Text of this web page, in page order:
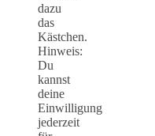
dazu
das
Kästchen.
Hinweis:
Du
kannst
deine
Einwilligung
jederzeit